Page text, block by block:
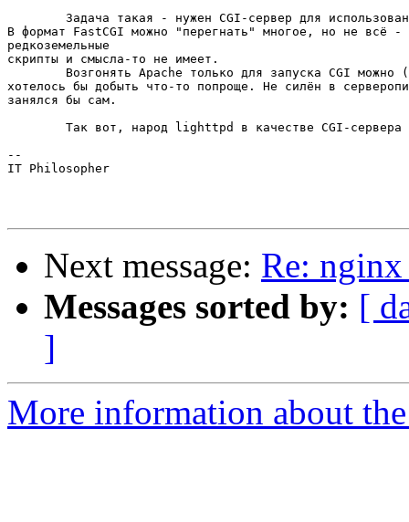
В формат FastCGI можно "перегнать" многое, но не всё
редкоземельные
скрипты и смысла-то не имеет.
хотелось бы добыть что-то попроще. Не силён в
занялся бы сам.
--
IT Philosopher
Next message: Re:
Messages sorted by: [
]
More information about